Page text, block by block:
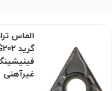
غیرآهنی